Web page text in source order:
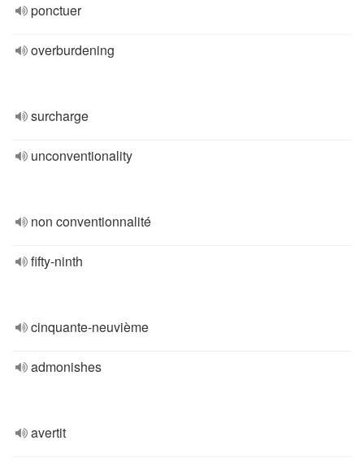
ponctuer
overburdening
surcharge
unconventionality
non conventionnalité
fifty-ninth
cinquante-neuvième
admonishes
avertit